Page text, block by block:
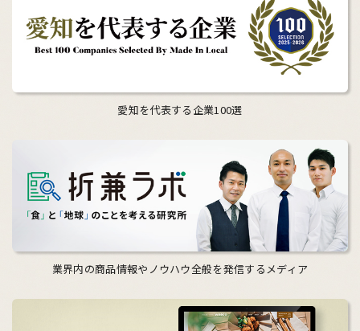
愛知を代表する企業100選
業界内の商品情報やノウハウ全般を発信するメディア